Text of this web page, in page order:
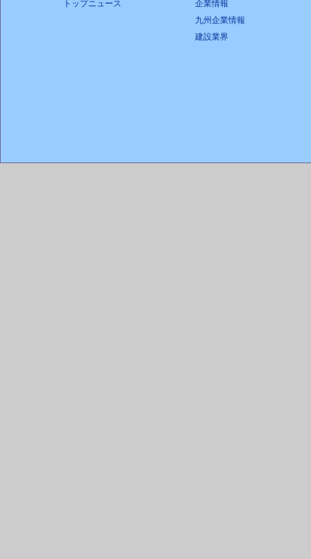
トップニュース
企業情報
九州企業情報
建設業界